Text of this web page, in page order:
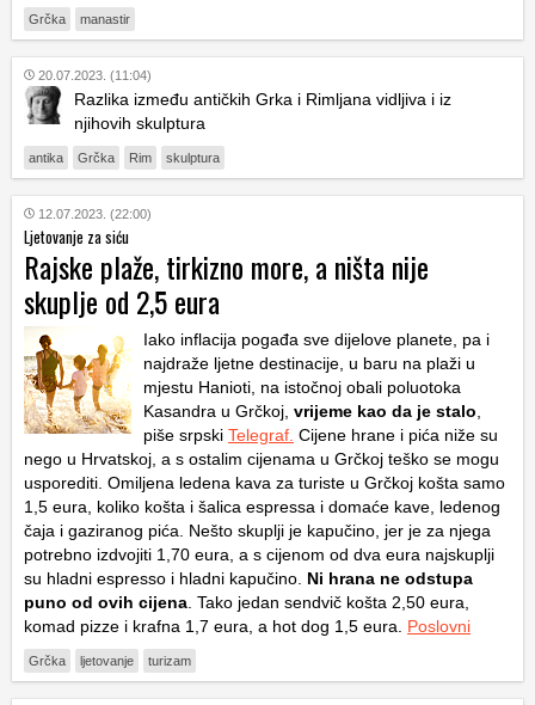
Grčka manastir
20.07.2023. (11:04)
Razlika između antičkih Grka i Rimljana vidljiva i iz
njihovih skulptura
antika Grčka Rim skulptura
12.07.2023. (22:00)
Ljetovanje za siću
Rajske plaže, tirkizno more, a ništa nije
skuplje od 2,5 eura
Iako inflacija pogađa sve dijelove planete, pa i
najdraže ljetne destinacije, u baru na plaži u
mjestu Hanioti, na istočnoj obali poluotoka
Kasandra u Grčkoj, vrijeme kao da je stalo,
piše srpski Telegraf. Cijene hrane i pića niže su
nego u Hrvatskoj, a s ostalim cijenama u Grčkoj teško se mogu
usporediti. Omiljena ledena kava za turiste u Grčkoj košta samo
1,5 eura, koliko košta i šalica espressa i domaće kave, ledenog
čaja i gaziranog pića. Nešto skuplji je kapučino, jer je za njega
potrebno izdvojiti 1,70 eura, a s cijenom od dva eura najskuplji
su hladni espresso i hladni kapučino. Ni hrana ne odstupa
puno od ovih cijena. Tako jedan sendvič košta 2,50 eura,
komad pizze i krafna 1,7 eura, a hot dog 1,5 eura. Poslovni
Grčka ljetovanje turizam